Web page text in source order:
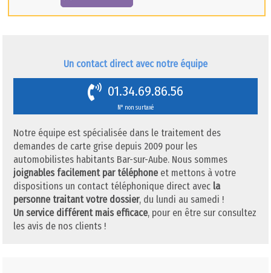
Un contact direct avec notre équipe
01.34.69.86.56
N° non surtaxé
Notre équipe est spécialisée dans le traitement des
demandes de carte grise depuis 2009 pour les
automobilistes habitants Bar-sur-Aube. Nous sommes
joignables facilement par téléphone et mettons à votre
dispositions un contact téléphonique direct avec la
personne traitant votre dossier, du lundi au samedi !
Un service différent mais efficace, pour en être sur consultez
les avis de nos clients !